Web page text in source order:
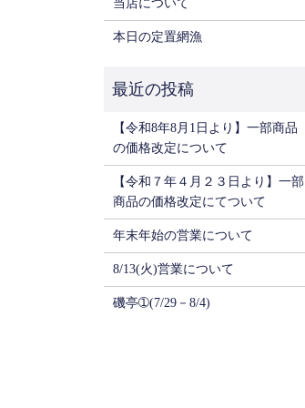
当店について
本日の定置網漁
【令和8年8月1日より】一部商品
の価格改定について
【令和７年４月２３日より】一部
商品の価格改定にてついて
年末年始の営業について
8/13(火)営業について
磯亭➀(7/29－8/4)